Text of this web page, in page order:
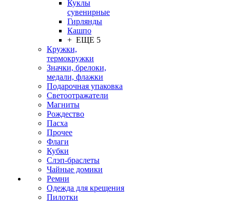
Куклы
сувенирные
Гирлянды
Кашпо
+ ЕЩЕ 5
Кружки,
термокружки
Значки, брелоки,
медали, флажки
Подарочная упаковка
Светоотражатели
Магниты
Рождество
Пасха
Прочее
Флаги
Кубки
Слэп-браслеты
Чайные домики
Ремни
Одежда для крещения
Пилотки